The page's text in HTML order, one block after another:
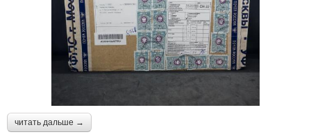
читать дальше →